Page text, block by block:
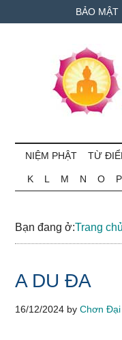
to
to
qua
BẢO MẬT
Từ
điển
Phật
học
ngữ
NIỆM PHẬT TỪ
K L M N O P
Bạn đang ở:Trang chủ
A DU ĐA
16/12/2024 byChơn Đại